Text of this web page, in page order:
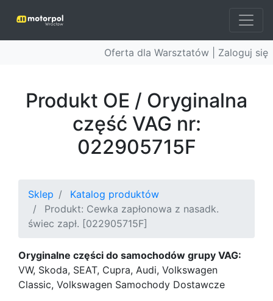
Oferta dla Warsztatów | Zaloguj się
Produkt OE / Oryginalna
część VAG nr:
022905715F
Sklep
Katalog produktów
Produkt: Cewka zapłonowa z nasadk.
świec zapł. [022905715F]
Oryginalne części do samochodów grupy VAG:
VW, Skoda, SEAT, Cupra, Audi, Volkswagen
Classic, Volkswagen Samochody Dostawcze